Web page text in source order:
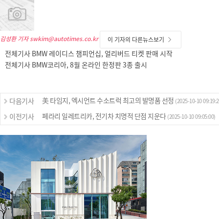
김성환 기자 swkim@autotimes.co.kr 이 기자의 다른뉴스보기
전체기사 BMW 레이디스 챔피언십, 얼리버드 티켓 판매 시작
전체기사 BMW코리아, 8월 온라인 한정판 3종 출시
다음기사 美 타임지, 엑시언트 수소트럭 최고의 발명품 선정 (2025-10-10
이전기사 페라리 일레트리카, 전기차 치명적 단점 지운다 (2025-10-10 09:05:00)